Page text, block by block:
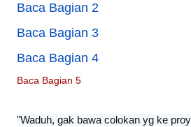
Baca Bagian 2
Baca Bagian 3
Baca Bagian 4
Baca Bagian 5
"Waduh, gak bawa colokan yg ke